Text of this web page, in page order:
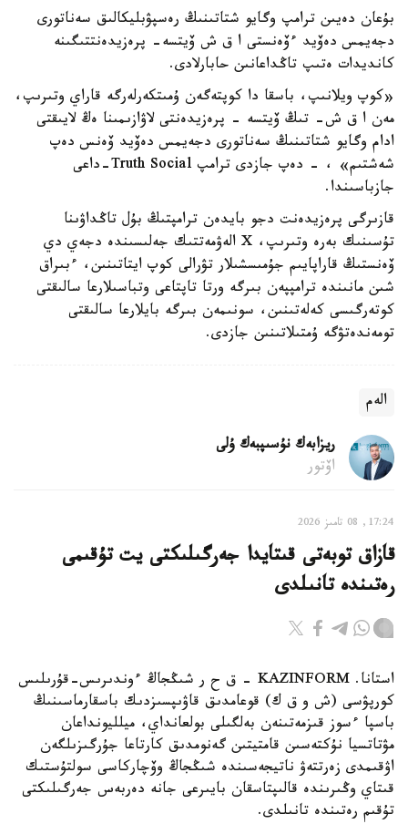
بۇعان دەيىن ترامپ وگايو شتاتىنىڭ رەسپۋبليكالىق سەناتورى
دجەيمس دەۆيد ءۆەنستى ا ق ش ۆيتسە- پرەزيدەنتتىگىنە
كانديدات ەتىپ تاڭداعانىن حابارلادى.
«كوپ ويلانىپ، باسقا دا كوپتەگەن ۇمىتكەرلەرگە قاراي وتىرىپ،
مەن ا ق ش- تىڭ ۆيتسە - پرەزيدەنتى لاۋازىمىنا ەڭ لايىقتى
ادام وگايو شتاتىنىڭ سەناتورى دجەيمس دەۆيد ۆەنس دەپ
شەشتىم» ، - دەپ جازدى ترامپ Truth Social-داعى
جازباسىندا.
قازىرگى پرەزيدەنت دجو بايدەن ترامپتىڭ بۇل تاڭداۋىنا
تۇسىنىك بەرە وتىرىپ، X الەۋمەتتىك جەلىسىندە دجەي دي
ۆەنستىڭ قاراپايىم جۇمىسشىلار تۋرالى كوپ ايتاتىنىن، ءبىراق
شىن مانىندە ترامپپەن بىرگە ورتا تاپتاعى وتباسىلارعا سالىقتى
كوتەرگىسى كەلەتىنىن، سونىمەن بىرگە بايلارعا سالىقتى
تومەندەتۋگە ۇمتىلاتىنىن جازدى.
الەم
ريزابەك نۇسىپبەك ۇلى
اۆتور
17:24, 08 تامىز 2026
قازاق توبەتى قىتايدا جەرگىلىكتى يت تۇقىمى
رەتىندە تانىلدى
استانا. KAZINFORM – ق ح ر شىڭجاڭ ءوندىرىس-قۇرىلىس
كورپۋسى (ش و ق ك) قوعامدىق قاۋىپسىزدىك باسقارماسىنىڭ
باسپا ءسوز قىزمەتىنەن بەلگىلى بولعانداي، ميلليونداعان
مۋتاتسيا نۇكتەسىن قامتيتىن گەنومدىق كارتاعا جۇرگىزىلگەن
اۋقىمدى زەرتتەۋ ناتيجەسىندە شىڭجاڭ وۆچاركاسى سولتۇستىك
قىتاي وڭىرىندە قالىپتاسقان بايىرعى جانە دەربەس جەرگىلىكتى
تۇقىم رەتىندە تانىلدى.